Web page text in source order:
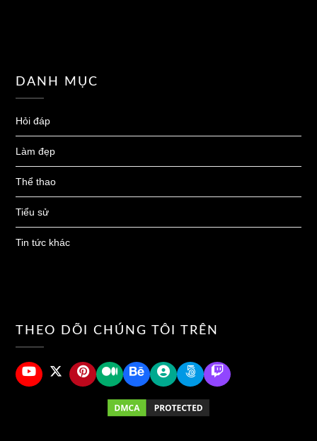
DANH MỤC
Hỏi đáp
Làm đẹp
Thể thao
Tiểu sử
Tin tức khác
THEO DÕI CHÚNG TÔI TRÊN